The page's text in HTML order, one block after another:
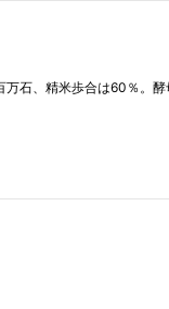
石、精米歩合は60％。